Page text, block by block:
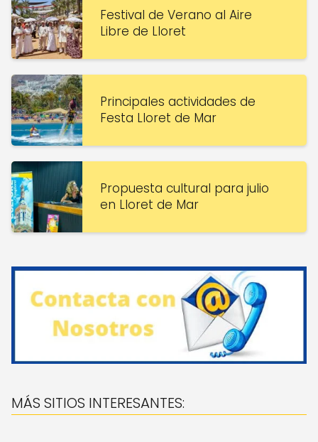
Festival de Verano al Aire
Libre de Lloret
Principales actividades de
Festa Lloret de Mar
Propuesta cultural para julio
en Lloret de Mar
MÁS SITIOS INTERESANTES: